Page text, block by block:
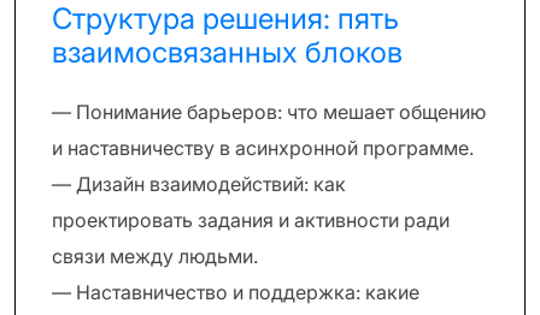
Структура решения: пять
взаимосвязанных блоков
— Понимание барьеров: что мешает общению
и наставничеству в асинхронной программе.
— Дизайн взаимодействий: как
проектировать задания и активности ради
связи между людьми.
— Наставничество и поддержка: какие